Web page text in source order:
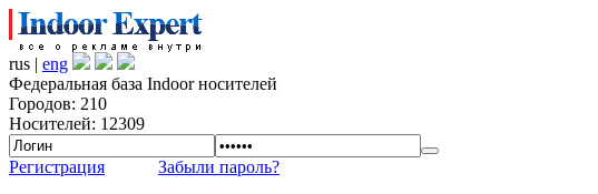
rus | eng
Федеральная база Indoor носителей
Городов: 210
Носителей: 12309
Регистрация
Забыли пароль?